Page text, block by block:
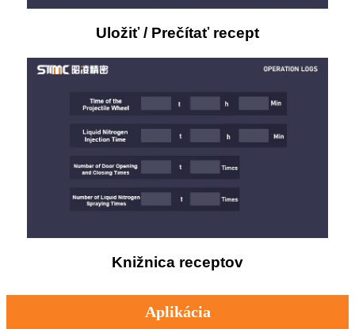
Uložiť / Prečítať recept
Knižnica receptov
Aplikácia